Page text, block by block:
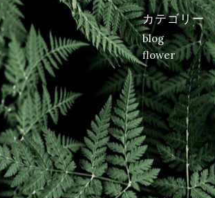
カテゴリー
blog
flower